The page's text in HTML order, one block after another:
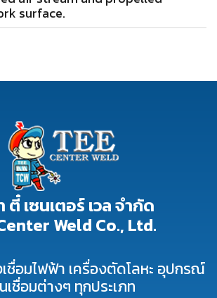
surface.
ตี๋ เซนเตอร์ เวล จำกัด
Weld Co., Ltd.
ชื่อมไฟฟ้า เครื่องตัดโลหะ อุปกรณ์
เชื่อมต่างๆ ทุกประเภท